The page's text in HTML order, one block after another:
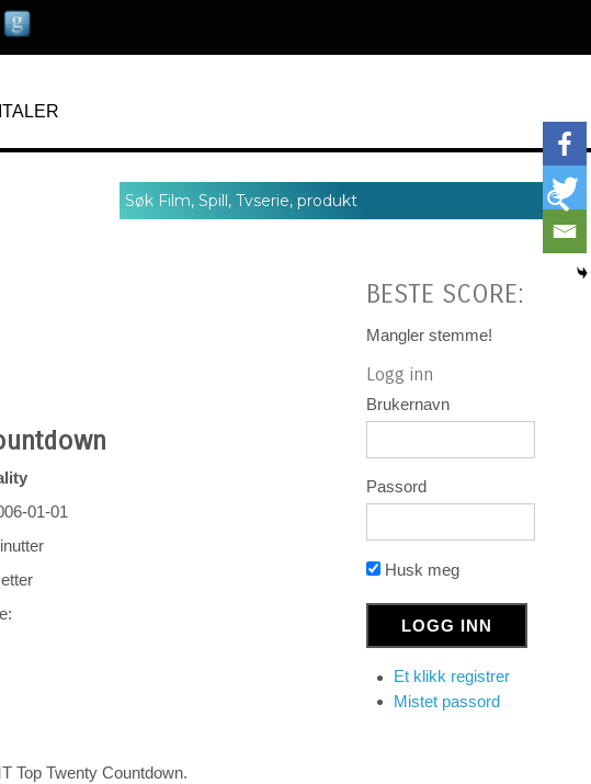
01-01
Top Twenty Countdown.
BESTE SCORE:
Mangler stemme!
Logg inn
Brukernavn
Passord
Husk meg
Et klikk registrer
Mistet passord